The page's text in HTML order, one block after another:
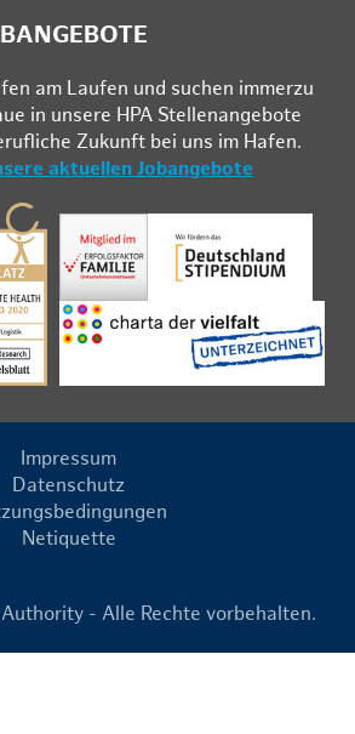
am Lau­fen und su­chen im­mer­zu
in un­se­re HPA Stel­len­an­ge­bo­te
Zu­kunft bei uns im Ha­fen.
aktuellen Jobangebote
Impressum
Datenschutz
Netiquette
- Alle Rechte vorbehalten.